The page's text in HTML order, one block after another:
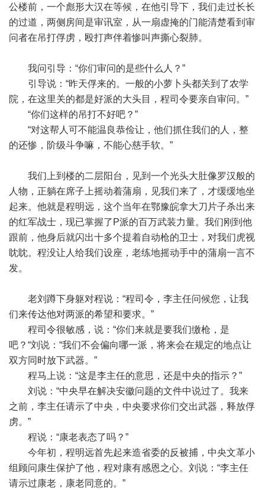
公楼前，一个彪形大汉在等候，在他引导下，我们走过长长
的过道，两侧房间是审讯室，从一扇虚掩的门能清楚看到审
问者在吊打俘虏，殴打声伴着惨叫声撕心裂肺。
我问引导：“你们审问的是些什么人？”
引导说：“昨天俘来的。一般的小萝卜头都关到了农学
院，在这里关的都是好派的大头目，程司令要亲自审问。”
“你们这样的吊打不好吧？”
“对这帮人可不能温良恭俭让，他们抓住我们的人，整
的还惨，阶级斗争嘛，不能心慈手软。”
我们上到楼的二层阳台，见到一个光头大肚像罗汉般的
人物，正躺在席子上摇动着蒲扇，见我们来了，才缓缓地坐
起来。他就是程明远，这个当年在鄂豫皖拿大刀片子杀出来
的红军战士，现已掌握了P派的百万武装力量。我们刚到他
跟前，他身后就闪出十多个提着自动枪的卫士，对我们虎视
眈眈。程没让人给我们设座，老练地摇动手中的蒲扇一言不
发。
老刘蹲下身躯对程说：“程司令，李主任问候您，让我
们来传达他对两派的希望和要求。”
程司令很敏感，说：“你们来就是要我们缴枪，是
吧？“刘说：“我们不会偏向哪一派，将来会在规定的地点让
双方同时放下武器。”
程马上说：“这是李主任的意思，还是中央的指示？”
刘说：“中央早在解决安徽问题的文件中说过了。我来
之前，李主任请示了中央，中央要求你们交出武器，释放俘
虏。”
程说：“康老表态了吗？”
今年初，程明远首先起来造省委的反被捕，中央文革小
组顾问康生保护了他，程对康有感恩之心。刘说：“李主任
请示过康老，康老同意的。”